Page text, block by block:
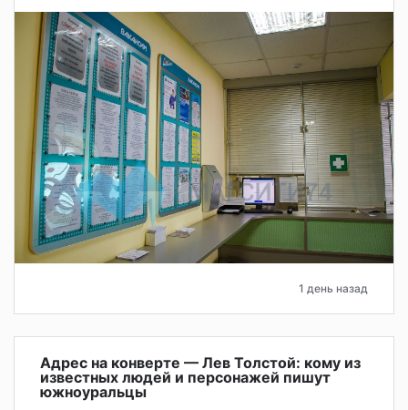
1 день назад
Адрес на конверте — Лев Толстой: кому из
известных людей и персонажей пишут
южноуральцы